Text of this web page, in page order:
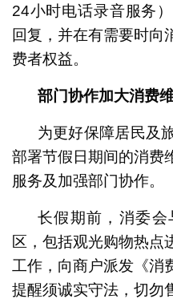
24小时电话录音服务
回复，并在有需要时向
费者权益。
部门协作加大消费
为更好保障居民及
部署节假日期间的消费
服务及加强部门协作。
长假期前，消委
区，包括观光购物热点
工作，向商户派发《消
提醒须诚实守法，切勿